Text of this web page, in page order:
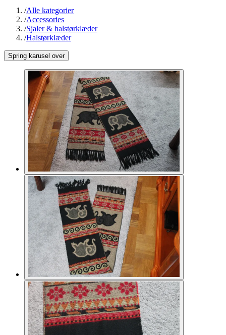
/Alle kategorier
/Accessories
/Sjaler & halstørklæder
/Halstørklæder
Spring karusel over